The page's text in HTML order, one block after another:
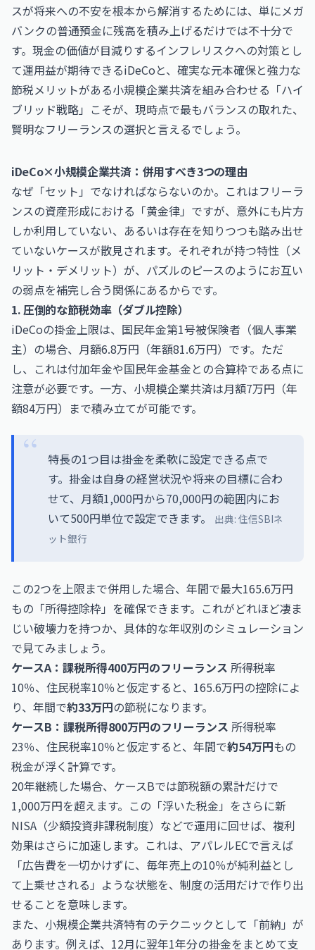
スが将来への不安を根本から解消するためには、単にメガ
バンクの普通預金に残高を積み上げるだけでは不十分で
す。現金の価値が目減りするインフレリスクへの対策とし
て運用益が期待できるiDeCoと、確実な元本確保と強力な
節税メリットがある小規模企業共済を組み合わせる「ハイ
ブリッド戦略」こそが、現時点で最もバランスの取れた、
賢明なフリーランスの選択と言えるでしょう。
iDeCo×小規模企業共済：併用すべき3つの理由
なぜ「セット」でなければならないのか。これはフリーラ
ンスの資産形成における「黄金律」ですが、意外にも片方
しか利用していない、あるいは存在を知りつつも踏み出せ
ていないケースが散見されます。それぞれが持つ特性（メ
リット・デメリット）が、パズルのピースのようにお互い
の弱点を補完し合う関係にあるからです。
1. 圧倒的な節税効率（ダブル控除）
iDeCoの掛金上限は、国民年金第1号被保険者（個人事業
主）の場合、月額6.8万円（年額81.6万円）です。ただ
し、これは付加年金や国民年金基金との合算枠である点に
注意が必要です。一方、小規模企業共済は月額7万円（年
額84万円）まで積み立てが可能です。
特長の1つ目は掛金を柔軟に設定できる点で
す。掛金は自身の経営状況や将来の目標に合わ
せて、月額1,000円から70,000円の範囲内にお
いて500円単位で設定できます。
出典: 住信SBIネ
ット銀行
この2つを上限まで併用した場合、年間で最大165.6万円
もの「所得控除枠」を確保できます。これがどれほど凄ま
じい破壊力を持つか、具体的な年収別のシミュレーション
で見てみましょう。
ケースA：課税所得400万円のフリーランス 所得税率
10％、住民税率10％と仮定すると、165.6万円の控除によ
り、年間で約33万円の節税になります。
ケースB：課税所得800万円のフリーランス 所得税率
23％、住民税率10％と仮定すると、年間で約54万円もの
税金が浮く計算です。
20年継続した場合、ケースBでは節税額の累計だけで
1,000万円を超えます。この「浮いた税金」をさらに新
NISA（少額投資非課税制度）などで運用に回せば、複利
効果はさらに加速します。これは、アパレルECで言えば
「広告費を一切かけずに、毎年売上の10％が純利益とし
て上乗せされる」ような状態を、制度の活用だけで作り出
せることを意味します。
また、小規模企業共済特有のテクニックとして「前納」が
あります。例えば、12月に翌年1年分の掛金をまとめて支